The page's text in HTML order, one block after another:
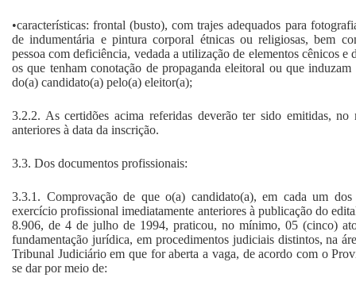
•características: frontal (busto), com trajes adequados para
de indumentária e pintura corporal étnicas ou religiosas, bem
pessoa com deficiência, vedada a utilização de elementos cênicos e
os que tenham conotação de propaganda eleitoral ou que
do(a) candidato(a) pelo(a) eleitor(a);
3.2.2. As certidões acima referidas deverão ter sido emitidas,
anteriores à data da inscrição.
3.3. Dos documentos profissionais:
3.3.1. Comprovação de que o(a) candidato(a), em cada um
exercício profissional imediatamente anteriores à publicação do
8.906, de 4 de julho de 1994, praticou, no mínimo, 05 (cinco)
fundamentação jurídica, em procedimentos judiciais distintos, na
Tribunal Judiciário em que for aberta a vaga, de acordo com o
se dar por meio de: